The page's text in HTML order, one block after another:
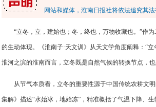
网站和媒体，淮南日报社将依法追究其法
“立冬，立，建始也；冬，终也，万物收藏也。”作
的生动体现。《淮南子·天文训》从天文学角度阐释：“
淮河之滨的淮南而言，立冬既是自然气候的转换节点，
从节气本质看，立冬的重要性源于中国传统农耕文
集解》描述“水始冰，地始冻”，精准概括了气温下降、